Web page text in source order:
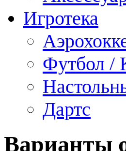
Игротека
Футбол /
Дартс
Варианты